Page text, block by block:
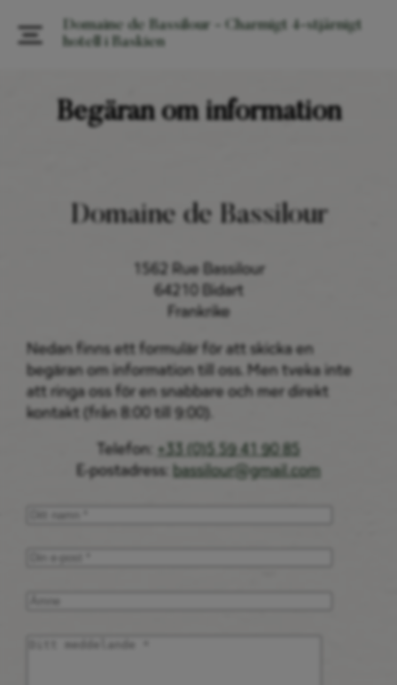
Domaine de Bassilour - Charmigt 4-stjärnigt
hotell i Baskien
Begäran om information
Domaine de Bassilour
1562 Rue Bassilour
64210 Bidart
Frankrike
Nedan finns ett formulär för att skicka en
begäran om information till oss. Men tveka inte
att ringa oss för en snabbare och mer direkt
kontakt (från 8:00 till 9:00).
Telefon: +33 (0)5 59 41 90 85
E-postadress: bassilour@gmail.com